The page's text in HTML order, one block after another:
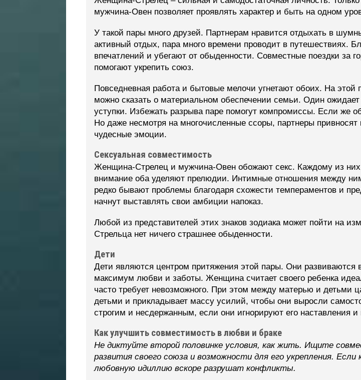
мужчина-Овен позволяет проявлять характер и быть на одном
У такой пары много друзей. Партнерам нравится отдыхать в
активный отдых, пара много времени проводит в путешествиях.
впечатлений и убегают от обыденности. Совместные поездки за
помогают укрепить союз.
Повседневная работа и бытовые мелочи угнетают обоих. На этой
можно сказать о материальном обеспечении семьи. Один
уступки. Избежать разрыва паре помогут компромиссы. Если же
Но даже несмотря на многочисленные ссоры, партнеры привносят
чудесные эмоции.
Сексуальная совместимость
Женщина-Стрелец и мужчина-Овен обожают секс. Каждому из
внимание оба уделяют прелюдии. Интимные отношения между
редко бывают проблемы благодаря схожести темпераментов и
начнут выставлять свои амбиции напоказ.
Любой из представителей этих знаков зодиака может пойти на
Стрельца нет ничего страшнее обыденности.
Дети
Дети являются центром притяжения этой пары. Они развиваются
максимум любви и заботы. Женщина считает своего ребенка
часто требует невозможного. При этом между матерью и детьми
детьми и прикладывает массу усилий, чтобы они выросли
строгим и несдержанным, если они игнорируют его наставления
Как улучшить совместимость в любви и браке
Не диктуйте второй половинке условия, как жить. Ищите
развития своего союза и возможности для его укрепления.
любовную идиллию вскоре разрушат конфликты.